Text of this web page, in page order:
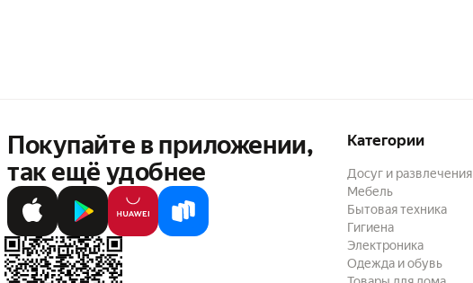
Покупайте в приложении,
так ещё удобнее
Категории
Досуг и развлечения
Мебель
Бытовая техника
Гигиена
Электроника
Одежда и обувь